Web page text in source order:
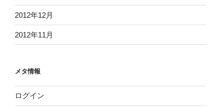
2012年12月
2012年11月
メタ情報
ログイン